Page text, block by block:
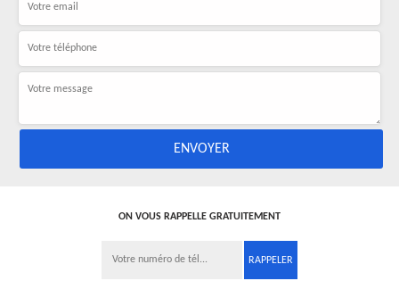
ON VOUS RAPPELLE GRATUITEMENT